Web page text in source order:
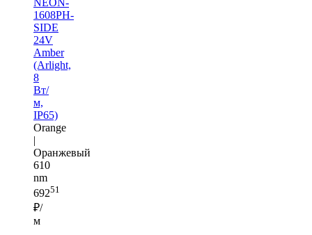
1608PH-
SIDE
24V
Amber
(Arlight,
8
Вт/
м,
IP65)
Orange
|
Оранжевый
610
nm
69251
₽/
м